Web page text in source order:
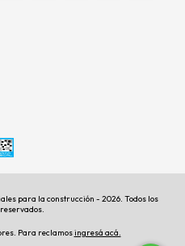
para la construcción - 2026. Todos los
Para reclamosingresá acá.